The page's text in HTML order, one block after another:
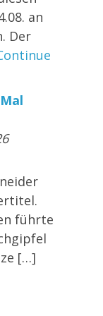
an
Der
führte
[…]